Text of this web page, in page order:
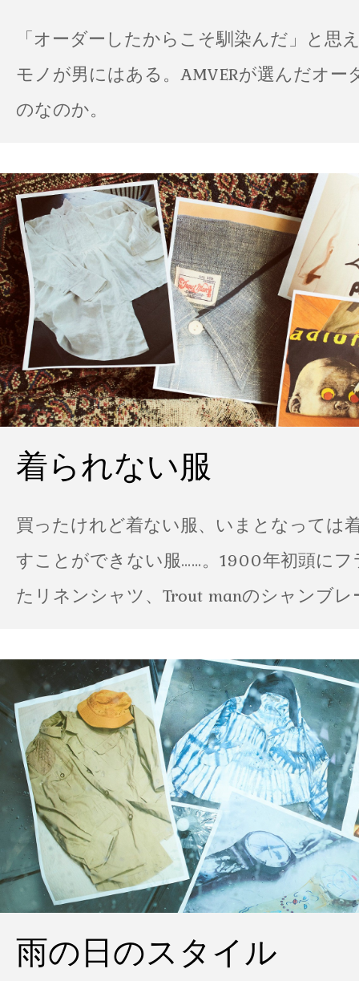
「オーダーしたからこそ馴染んだ」と思
モノが男にはある。AMVERが選んだオー
のなのか。
着られない服
買ったけれど着ない服、いまとなっては
すことができない服……。1900年初頭に
たリネンシャツ、Trout manのシャンブ
雨の日のスタイル